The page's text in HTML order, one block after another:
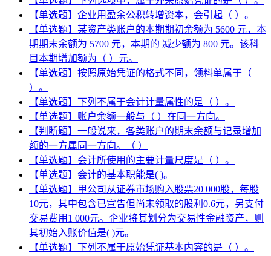
【单选题】企业用盈余公积转增资本，会引起（ ）。
【单选题】某资产类账户的本期期初余额为 5600 元，本
期期末余额为 5700 元，本期的 减少额为 800 元。该科
目本期增加额为（ ）元。
【单选题】按照原始凭证的格式不同，领料单属于（
）。
【单选题】下列不属于会计计量属性的是（ ）。
【单选题】账户余额一般与（ ）在同一方向。
【判断题】一般说来，各类账户的期末余额与记录增加
额的一方属同一方向。（ ）
【单选题】会计所使用的主要计量尺度是（ ）。
【单选题】会计的基本职能是( )。
【单选题】甲公司从证券市场购入股票20 000股，每股
10元，其中包含已宣告但尚未领取的股利0.6元，另支付
交易费用1 000元。企业将其划分为交易性金融资产，则
其初始入账价值是( )元。
【单选题】下列不属于原始凭证基本内容的是（ ）。